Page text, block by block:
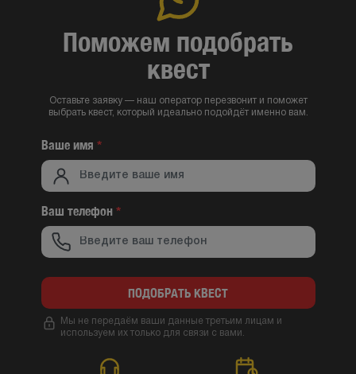
Поможем подобрать
квест
Оставьте заявку — наш оператор перезвонит и поможет
выбрать квест, который идеально подойдёт именно вам.
Ваше имя *
Ваш телефон*
ПОДОБРАТЬ КВЕСТ
Мы не передаём ваши данные третьим лицам и
используем их только для связи с вами.